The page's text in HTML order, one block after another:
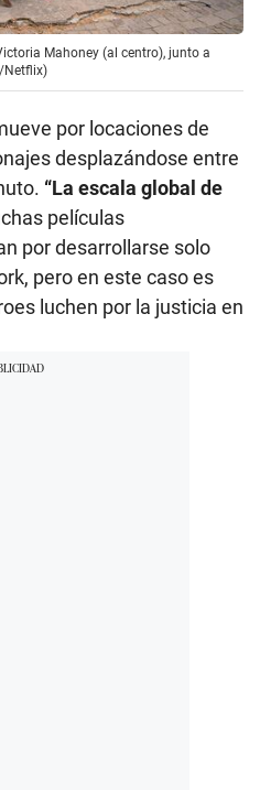
Mahoney (al centro), junto a
Netflix)
por locaciones de
desplazándose entre
“La escala global de
películas
por desarrollarse solo
pero en este caso es
luchen por la justicia en